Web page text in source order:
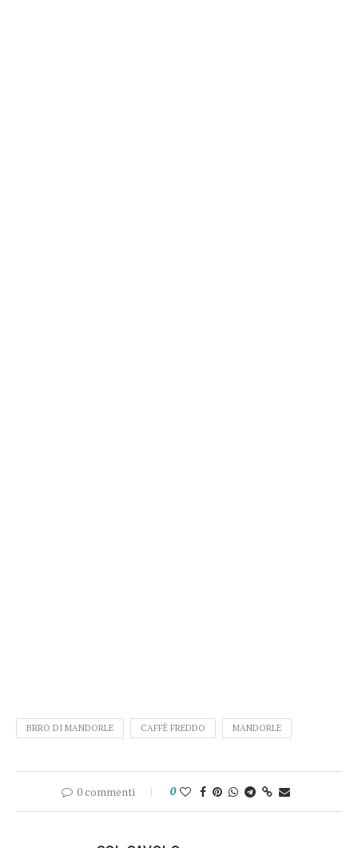
BRRO DI MANDORLE CAFFÈ FREDDO MANDORLE
0 commenti 0